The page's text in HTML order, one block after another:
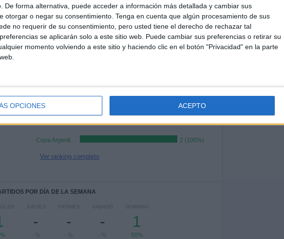
De forma alternativa, puede acceder a información más detallada y cambiar sus
otorgar o negar su consentimiento. Tenga en cuenta que algún procesamiento de sus
no requerir de su consentimiento, pero usted tiene el derecho de rechazar tal
se aplicarán solo a este sitio web. Puede cambiar sus preferencias o retirar su
momento volviendo a este sitio y haciendo clic en el botón "Privacidad" en la parte
OPCIONES ACEPTO
TOTAL
1
CANALES TV
DÍAS
1598
SIN PARTIDO
GRATUÍTO
PARTIDOS
2
CONSECUTIVOS
DE PAGO
100%
Copa Argentina 2 (100%)
Ver ranking completo
POR DÍA DE LA SEMANA
JUEVES
-
- %
VIERNES
-
- %
SÁBADO
-
- %
DOMINGO
1
50%